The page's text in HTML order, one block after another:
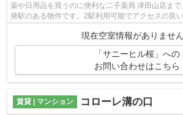
薬や日用品を買うのに便利な二子薬局 津田山店ま
発駅のある物件です。2駅利用可能でアクセスの良
良いので、冬も暖かく快適に過ごすこと...
現在空室情報がありません
「サニーヒル桜」への
お問い合わせはこちら
賃貸 | マンション コローレ溝の口